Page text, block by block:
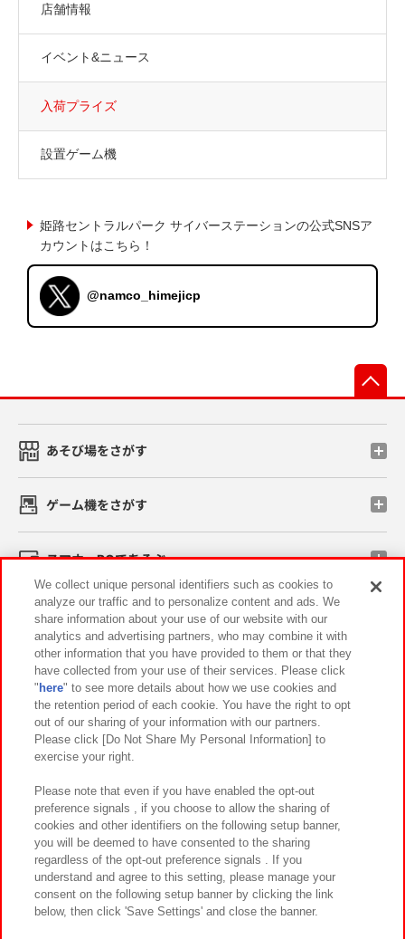
店舗情報
イベント&ニュース
入荷プライズ
設置ゲーム機
姫路セントラルパーク サイバーステーションの公式SNSア
カウントはこちら！
@namco_himejicp
あそび場をさがす
ゲーム機をさがす
スマホ・PCであそぶ
イベント・キャンペーン
関連会社 サステナビリティ サイトポリシー
プライバシーポリシー ウェブアクセシビリティ方針と検証結果
お取引先さまとともに
カスタマーハラスメント対応方針 よくあるご質問・お問い合わせ
©Bandai Namco Amusement Inc.
We collect unique personal identifiers such as cookies to
analyze our traffic and to personalize content and ads. We
share information about your use of our website with our
analytics and advertising partners, who may combine it with
other information that you have provided to them or that they
have collected from your use of their services. Please click
" here" to see more details about how we use cookies and
the retention period of each cookie. You have the right to opt
out of our sharing of your information with our partners.
Please click [Do Not Share My Personal Information] to
exercise your right.
Please note that even if you have enabled the opt-out
preference signals , if you choose to allow the sharing of
cookies and other identifiers on the following setup banner,
you will be deemed to have consented to the sharing
regardless of the opt-out preference signals . If you
understand and agree to this setting, please manage your
consent on the following setup banner by clicking the link
below, then click 'Save Settings' and close the banner.